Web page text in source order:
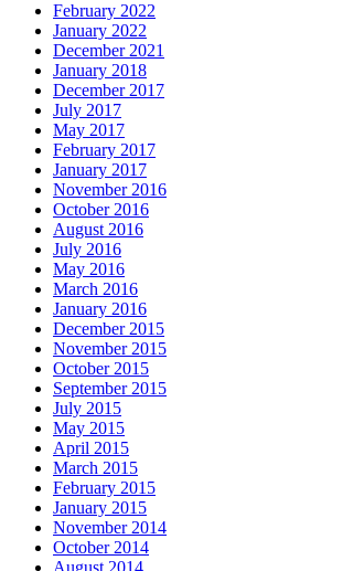
February 2022
January 2022
December 2021
January 2018
December 2017
July 2017
May 2017
February 2017
January 2017
November 2016
October 2016
August 2016
July 2016
May 2016
March 2016
January 2016
December 2015
November 2015
October 2015
September 2015
July 2015
May 2015
April 2015
March 2015
February 2015
January 2015
November 2014
October 2014